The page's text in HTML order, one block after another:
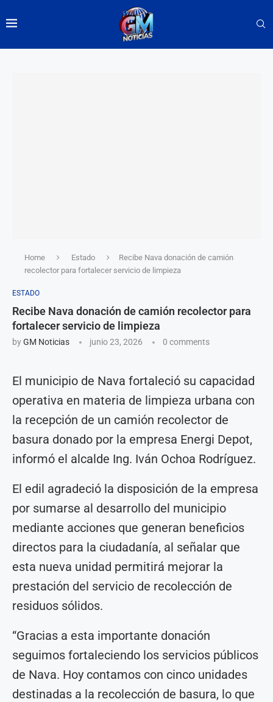
Home Estado
Recibe Nava donación de camión
recolector para fortalecer servicio de limpieza
ESTADO
Recibe Nava donación de camión recolector para
fortalecer servicio de limpieza
byGM Noticias junio 23, 2026 0 comments
El municipio de Nava fortaleció su capacidad
operativa en materia de limpieza urbana con
la recepción de un camión recolector de
basura donado por la empresa Energi Depot,
informó el alcalde Ing. Iván Ochoa Rodríguez.
El edil agradeció la disposición de la empresa
por sumarse al desarrollo del municipio
mediante acciones que generan beneficios
directos para la ciudadanía, al señalar que
esta nueva unidad permitirá mejorar la
prestación del servicio de recolección de
residuos sólidos.
“Gracias a esta importante donación
seguimos fortaleciendo los servicios públicos
de Nava. Hoy contamos con cinco unidades
destinadas a la recolección de basura, lo que